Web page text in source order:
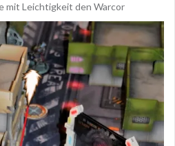
mit Leichtigkeit den Warcor